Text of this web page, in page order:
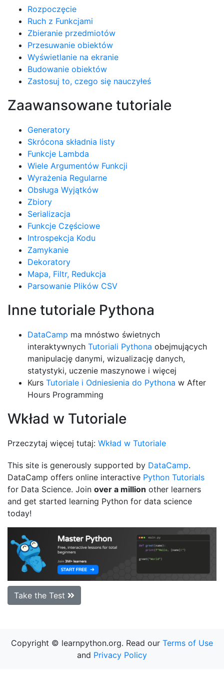
Rozpoczęcie
Ruch z Funkcjami
Zbieranie przedmiotów
Przesuwanie obiektów
Wyświetlanie na ekranie
Budowanie obiektów
Zastosuj to, czego się nauczyłeś
Zaawansowane tutoriale
Generatory
Skrócona składnia listy
Funkcje Lambda
Wiele Argumentów Funkcji
Wyrażenia Regularne
Obsługa Wyjątków
Zbiory
Serializacja
Funkcje Częściowe
Introspekcja Kodu
Zamykanie
Dekoratory
Mapa, Filtr, Redukcja
Parsowanie Plików CSV
Inne tutoriale Pythona
DataCamp ma mnóstwo świetnych
interaktywnych Tutoriali Pythona obejmujących
manipulację danymi, wizualizację danych,
statystyki, uczenie maszynowe i więcej
Kurs Tutoriale i Odniesienia do Pythona w After
Hours Programming
Wkład w Tutoriale
Przeczytaj więcej tutaj: Wkład w Tutoriale
This site is generously supported by DataCamp.
DataCamp offers online interactive Python Tutorials
for Data Science. Join over a million other learners
and get started learning Python for data science
today!
Take the Test
Copyright © learnpython.org. Read our Terms of Use
and Privacy Policy